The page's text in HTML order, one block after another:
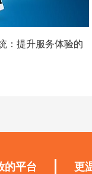
：提升服务体验的
的平台 更